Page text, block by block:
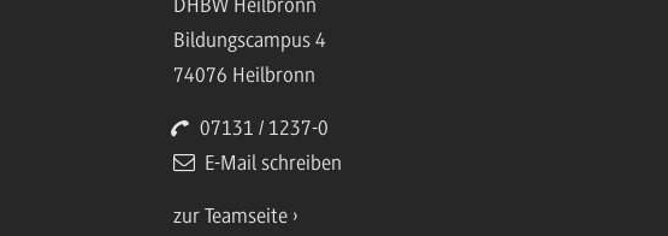
Bildungscampus 4
74076 Heilbronn
07131 / 1237-0
E-Mail schreiben
zur Teamseite